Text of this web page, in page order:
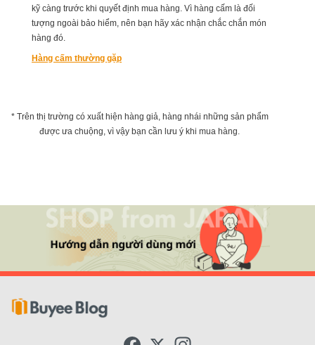
kỹ càng trước khi quyết định mua hàng. Vì hàng cấm là đối
tượng ngoài bảo hiểm, nên bạn hãy xác nhận chắc chắn món
hàng đó.
Hàng cấm thường gặp
* Trên thị trường có xuất hiện hàng giả, hàng nhái những sản phẩm
được ưa chuộng, vì vậy bạn cần lưu ý khi mua hàng.
X